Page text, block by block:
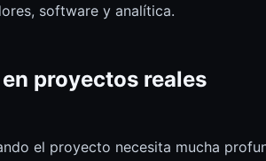
software y analítica.
proyectos reales
el proyecto necesita mucha